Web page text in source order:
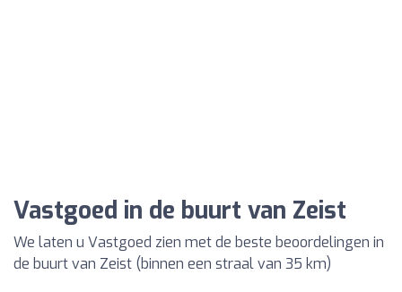
Vastgoed in de buurt van Zeist
We laten u Vastgoed zien met de beste beoordelingen in
de buurt van Zeist (binnen een straal van 35 km)